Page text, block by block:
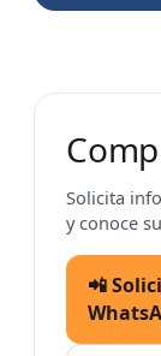
Solicita
y conoce
📲